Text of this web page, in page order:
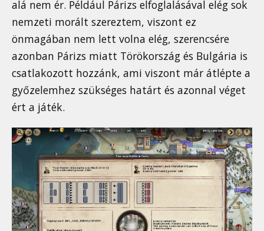
alá nem ér. Például Párizs elfoglalásával elég sok
nemzeti morált szereztem, viszont ez
önmagában nem lett volna elég, szerencsére
azonban Párizs miatt Törökország és Bulgária is
csatlakozott hozzánk, ami viszont már átlépte a
győzelemhez szükséges határt és azonnal véget
ért a játék.